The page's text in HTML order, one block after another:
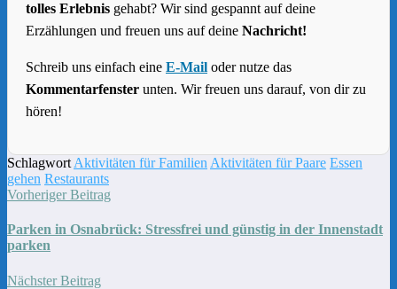
tolles Erlebnis gehabt? Wir sind gespannt auf deine
Erzählungen und freuen uns auf deine Nachricht!
Schreib uns einfach eine E-Mail oder nutze das
Kommentarfenster unten. Wir freuen uns darauf, von dir zu
hören!
Schlagwort Aktivitäten für Familien Aktivitäten für Paare Essen
gehen Restaurants
Vorheriger Beitrag
Parken in Osnabrück: Stressfrei und günstig in der Innenstadt
parken
Nächster Beitrag